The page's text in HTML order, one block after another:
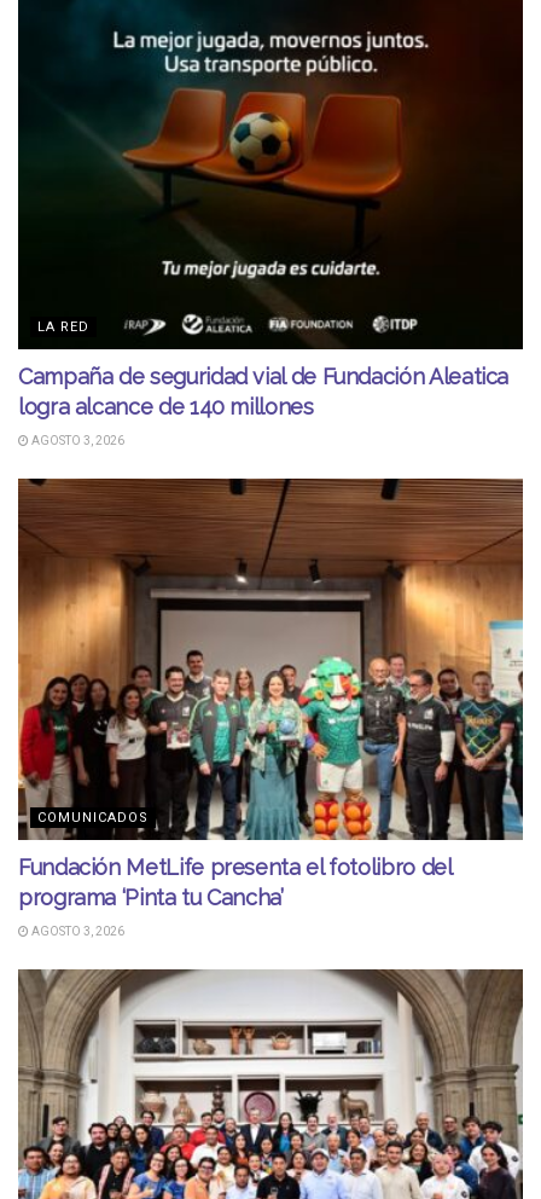
LA RED
Campaña de seguridad vial de Fundación Aleatica
logra alcance de 140 millones
AGOSTO 3, 2026
COMUNICADOS
Fundación MetLife presenta el fotolibro del
programa ‘Pinta tu Cancha’
AGOSTO 3, 2026